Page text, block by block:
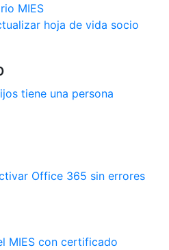
MIES
hoja de vida socio
tiene una persona
Office 365 sin errores
MIES con certificado